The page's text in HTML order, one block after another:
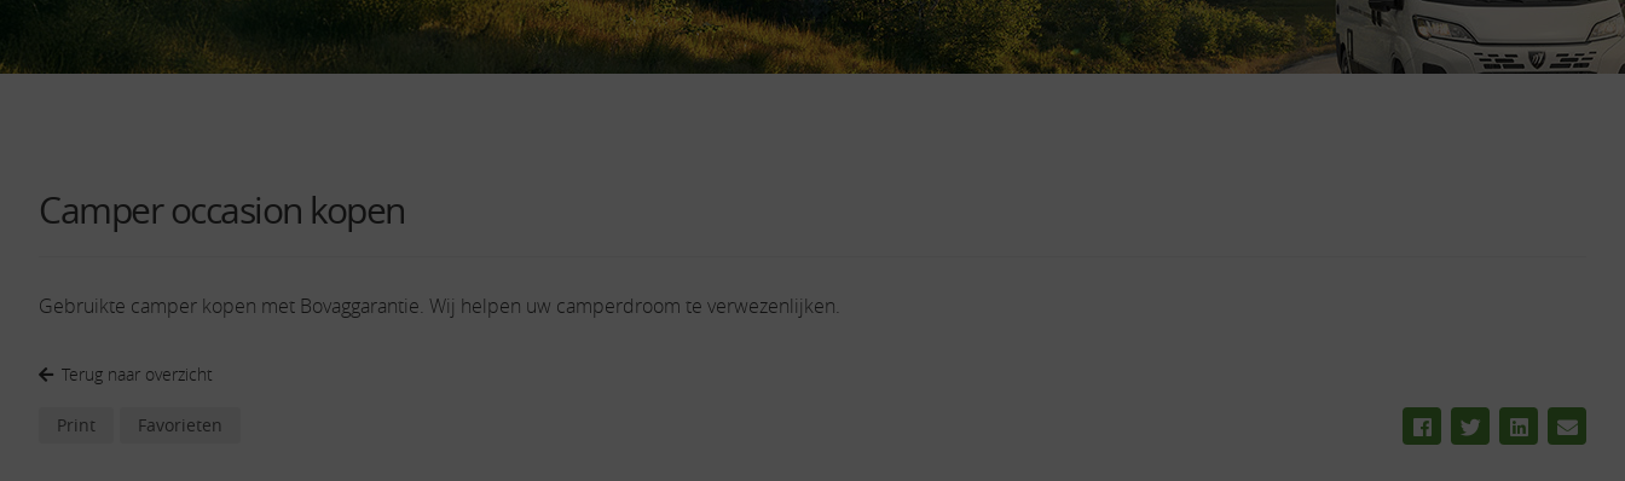
Camper occasion kopen
Gebruikte camper kopen met Bovaggarantie. Wij helpen uw camperdroom te verwezenlijken.
Terug naar overzicht
Print Favorieten